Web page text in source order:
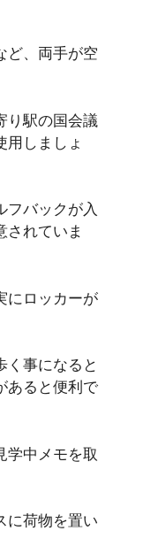
ど、両手が空
り駅の国会議
用しましょ
フバックが入
されていま
にロッカーが
く事になると
あると便利で
学中メモを取
に荷物を置い